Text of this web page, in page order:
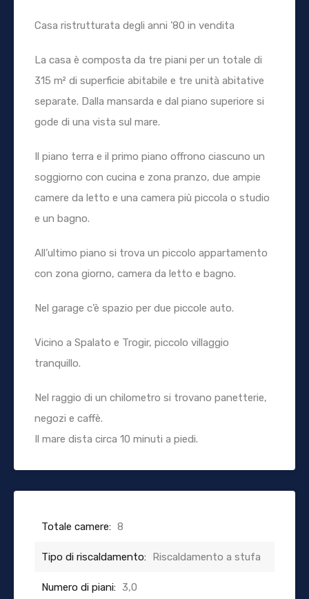
Casa ristrutturata degli anni ’80 in vendita
La casa è composta da tre piani per un totale di
315 m² di superficie abitabile e tre unità abitative
separate. Dalla mansarda e dal piano superiore si
gode di una vista sul mare.
Il piano terra e il primo piano offrono ciascuno un
soggiorno con cucina e zona pranzo, due ampie
camere da letto e una camera più piccola o studio
e un bagno.
All’ultimo piano si trova un piccolo appartamento
con zona giorno, camera da letto e bagno.
Nel garage c’è spazio per due piccole auto.
Vicino a Spalato e Trogir, piccolo villaggio
tranquillo.
Nel raggio di un chilometro si trovano panetterie,
negozi e caffè.
Il mare dista circa 10 minuti a piedi.
Totale camere: 8
Tipo di riscaldamento: Riscaldamento a stufa
Numero di piani: 3,0